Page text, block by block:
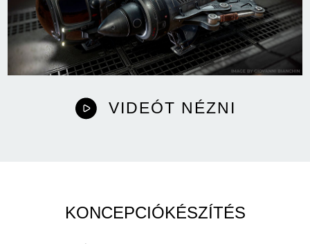
VIDEÓT NÉZNI
KONCEPCIÓKÉSZÍTÉS